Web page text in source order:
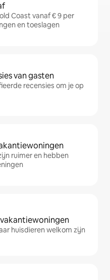
Coast vanaf € 9 per
en toeslagen
van gasten
recensies om je op
ruimer en hebben
huisdieren welkom zijn